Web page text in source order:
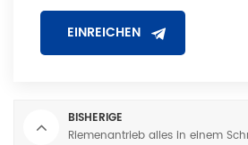
BISHERIGE
Riemenantrieb alles in einem